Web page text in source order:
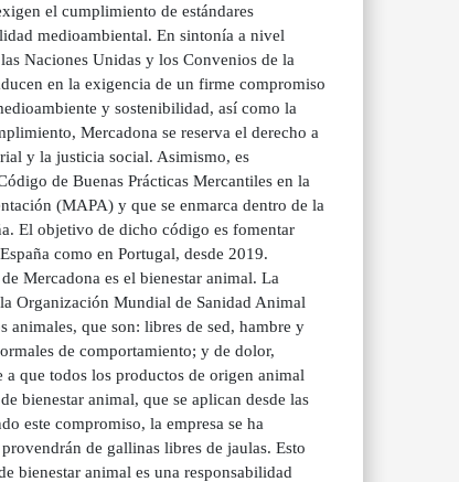
el cumplimiento de estándares
medioambiental. En sintonía a nivel
Naciones Unidas y los Convenios de la
en la exigencia de un firme compromiso
y sostenibilidad, así como la
Mercadona se reserva el derecho a
y la justicia social. Asimismo, es
de Buenas Prácticas Mercantiles en la
(MAPA) y que se enmarca dentro de la
El objetivo de dicho código es fomentar
como en Portugal, desde 2019.
Mercadona es el bienestar animal. La
Organización Mundial de Sanidad Animal
que son: libres de sed, hambre y
de comportamiento; y de dolor,
a que todos los productos de origen animal
bienestar animal, que se aplican desde las
este compromiso, la empresa se ha
de gallinas libres de jaulas. Esto
bienestar animal es una responsabilidad